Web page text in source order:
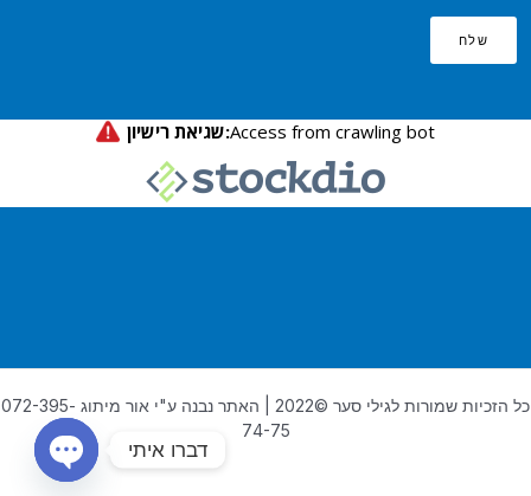
שלח
כל הזכיות שמורות לגילי סער ©2022 | האתר נבנה ע"י אור מיתוג 072-395-
74-75
דברו איתי